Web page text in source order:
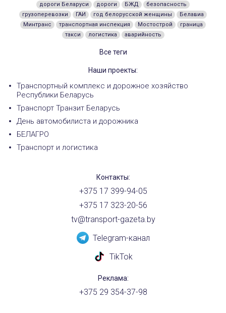
дороги Беларуси дороги БЖД
безопасность
грузоперевозки
ГАИ год белорусской женщины
Белавиа
Минтранс
транспортная инспекция Мостострой
граница
такси
логистика аварийность
Все теги
Наши проекты:
Транспортный комплекс и дорожное хозяйство
Республики Беларусь
Транспорт Транзит Беларусь
День автомобилиста и дорожника
БЕЛАГРО
Транспорт и логистика
Контакты:
+375 17 399-94-05
+375 17 323-20-56
tv@transport-gazeta.by
Telegram-канал
TikTok
Реклама:
+375 29 354-37-98